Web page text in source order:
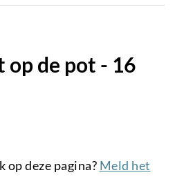
de pot - 16
deze pagina? Meld het